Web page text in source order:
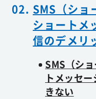
SMS（ショ
ショートメ
信のデメリ
SMS（シ
トメッセ
きない